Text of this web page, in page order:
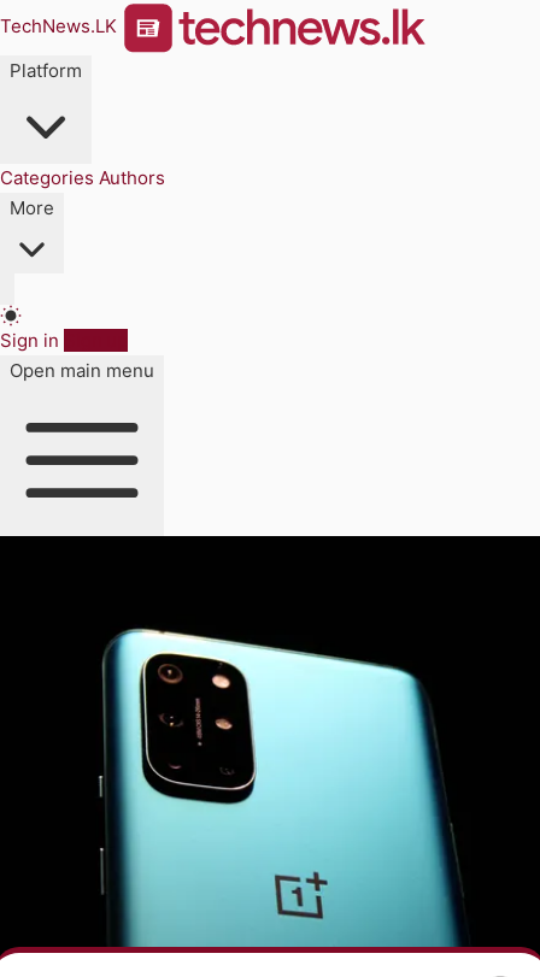
TechNews.LK
Platform
Categories Authors
More
Sign in
Open main menu